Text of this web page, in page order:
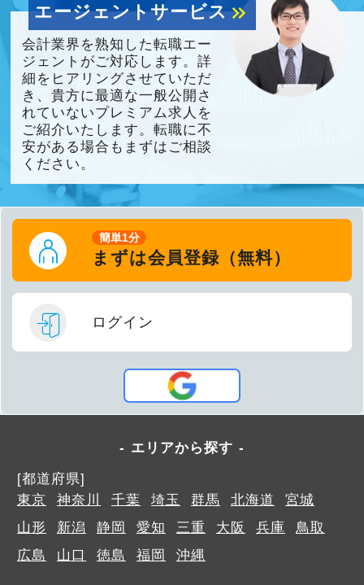
エージェントサービスkeyboard_double_arrow_right
会計業界を熟知した転職エー
ジェントがご対応します。詳
細をヒアリングさせていただ
き、貴方に最適な一般公開さ
れていないプレミアム求人を
ご紹介いたします。転職に不
安がある場合もまずはご相談
ください。
簡単1分
まずは会員登録（無料）
ログイン
エリアから探す
[都道府県]
東京
神奈川 千葉 埼玉 群馬 北海道
宮城
山形
新潟 静岡 愛知 三重 大阪 兵庫
鳥取
広島
山口 徳島 福岡 沖縄